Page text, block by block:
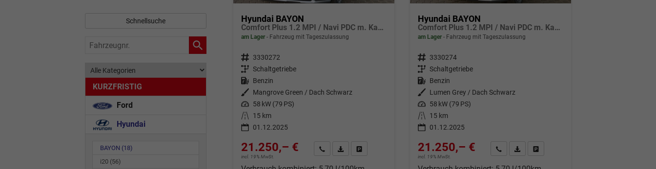
Hyundai BAYON
Comfort Plus 1.2 MPI / Navi PDC m. Kamera Klimaautom./ LED Sitz & Lenkr.Heiz/ Alu16
am Lager Fahrzeug mit Tageszulassung
Fahrzeugnr. 3330272
Getriebe Schaltgetriebe
Kraftstoff Benzin
Außenfarbe
Mangrove Green / Dach Schwarz
Leistung 58 kW (79 PS)
Kilometerstand
15 km
01.12.2025
21.250,– €
incl. 19% MwSt.
Wir rufen Sie an
Fahrzeugexposé (PDF)
Fahrzeug parken
Hyundai BAYON
Comfort Plus 1.2 MPI / Navi PDC m. Kamera Klimaautom./ LED Sitz & Lenkr.Heiz/ Alu16
am Lager Fahrzeug mit Tageszulassung
Fahrzeugnr. 3330274
Getriebe Schaltgetriebe
Kraftstoff Benzin
Außenfarbe
Lumen Grey / Dach Schwarz
Leistung 58 kW (79 PS)
Kilometerstand
15 km
01.12.2025
21.250,– €
incl. 19% MwSt.
Wir rufen Sie an
Fahrzeugexposé (PDF)
Fahrzeug parken
Schnellsuche
Fahrzeugnr.
KURZFRISTIG
Ford
Hyundai
BAYON (18)
i20 (56)